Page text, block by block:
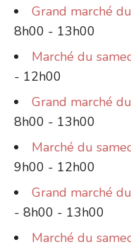
Grand marché
8h00 - 13h00
Marché du
- 12h00
Grand marché
8h00 - 13h00
Marché du
9h00 - 12h00
Grand marché
- 8h00 - 13h00
Marché du